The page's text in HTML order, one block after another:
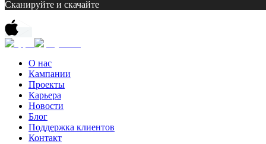
Сканируйте и скачайте
О нас
Кампании
Проекты
Карьера
Новости
Блог
Поддержка клиентов
Контакт